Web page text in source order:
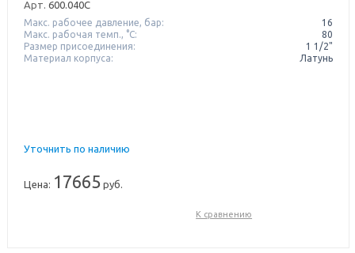
Арт. 600.040C
Макс. рабочее давление, бар:
16
Макс. рабочая темп., °С:
80
Размер присоединения:
1 1/2"
Материал корпуса:
Латунь
Уточнить по наличию
Цена: 17665 руб.
К сравнению